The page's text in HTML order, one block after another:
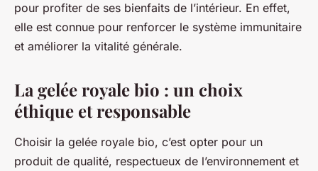
pour profiter de ses bienfaits de l’intérieur. En effet,
elle est connue pour renforcer le système immunitaire
et améliorer la vitalité générale.
La gelée royale bio : un choix
éthique et responsable
Choisir la gelée royale bio, c’est opter pour un
produit de qualité, respectueux de l’environnement et